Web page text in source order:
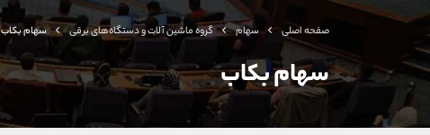
صفحه اصلی سهام گروه ماشين آلات و دستگاه‌های برقی سهام بکاب
سهام بکاب
@Armteam_admin_por
داخلی 107
تلگرام
اطلاعات تماس (دفتر فروش)